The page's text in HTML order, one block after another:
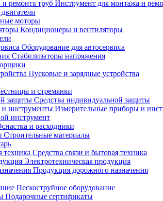
Инструмент для монтажа и
моторы
Кондиционеры и вентиляторы
Оборудование для автосервиса
Стабилизаторы напряжения
Пусковые и зарядные устройства
и стремянки
Средства индивидуальной защиты
Измерительные приборы и
инструмент
и расходники
Строительные материалы
Средства связи и бытовая техника
Электротехническая продукция
Продукция дорожного назначения
Пескоструйное оборудование
Подарочные сертификаты